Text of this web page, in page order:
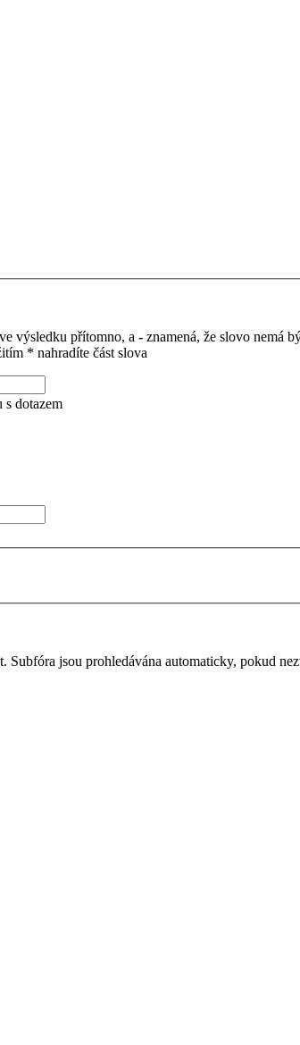
výsledku přítomno, a - znamená, že slovo nemá
* nahradíte část slova
s dotazem
jsou prohledávána automaticky, pokud